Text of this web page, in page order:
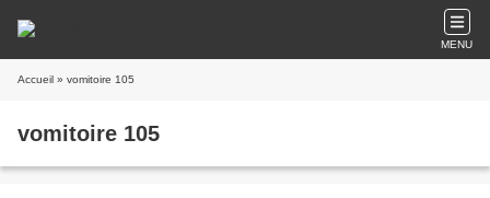
MENU
Accueil » vomitoire 105
vomitoire 105